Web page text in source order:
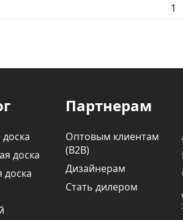
1
доска
доска
Партнерам
Оптовым клиентам
(В2В)
Дизайнерам
Стать дилером